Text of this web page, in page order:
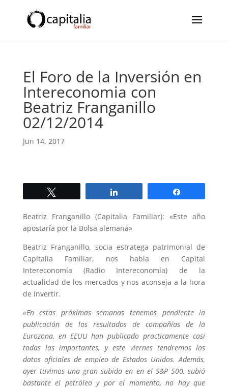
El Foro de la Inversión en
Intereconomia con
Beatriz Franganillo
02/12/2014
Jun 14, 2017
Beatriz Franganillo (Capitalia Familiar): «Este año
apostaría por la Bolsa alemana»
Beatriz Franganillo, socia estratega patrimonial de
Capitalia Familiar, nos habla en Capital
Intereconomía (Radio Intereconomía) de la
actualidad de los mercados y nos aconseja a la hora
de invertir.
«En estas próximas semanas tenemos pendiente la
publicación de los resultados de compañías de la
Eurozona, en EEUU han publicado practicamente casi
todas las importantes, y este viernes tendremos los
datos oficiales de empleo de Estados Unidos. Además,
ayer tuvimos una gran subida en en el S&P 500, subió
bastante el petróleo y por el momento, no hay que